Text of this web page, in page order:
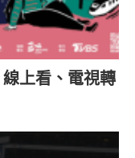
線上看、電視轉